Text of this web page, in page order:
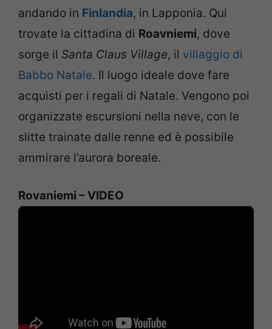
andando in Finlandia, in Lapponia. Qui
trovate la cittadina di Roavniemi, dove
sorge il Santa Claus Village, il villaggio di
Babbo Natale. Il luogo ideale dove fare
acquisti per i regali di Natale. Vengono poi
organizzate escursioni nella neve, con le
slitte trainate dalle renne ed è possibile
ammirare l’aurora boreale.
Rovaniemi – VIDEO